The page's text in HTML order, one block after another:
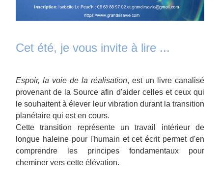
Cet été, je vous invite à lire ...
Espoir, la voie de la réalisation, est un livre canalisé
provenant de la Source afin d'aider celles et ceux qui
le souhaitent à élever leur vibration durant la transition
planétaire qui est en cours.
Cette transition représente un travail intérieur de
longue haleine pour l'humain et cet écrit permet d'en
comprendre les principes fondamentaux pour
cheminer vers cette élévation.